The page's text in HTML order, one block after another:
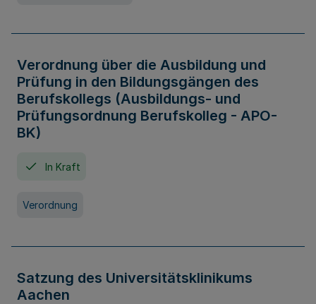
Verordnung über die Ausbildung und
Prüfung in den Bildungsgängen des
Berufskollegs (Ausbildungs- und
Prüfungsordnung Berufskolleg - APO-
BK)
In Kraft
Verordnung
Satzung des Universitätsklinikums
Aachen